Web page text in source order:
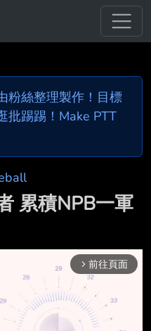
粉絲整理製作！目標
批踢踢！Make PTT
累積NPB一軍
arrow_forward_ios 前往頁面